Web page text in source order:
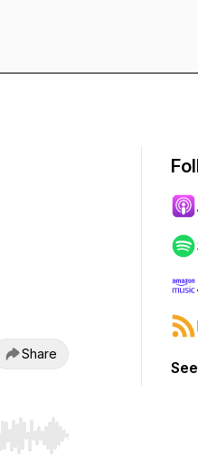
Share
or end. Hold shift to jump